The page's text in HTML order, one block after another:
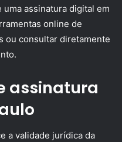
assinatura digital em
online de
ou consultar diretamente
assinatura
a validade jurídica da